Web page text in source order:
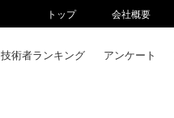
トップ 会社概要
技術者ランキング アンケート